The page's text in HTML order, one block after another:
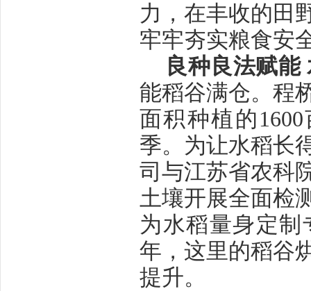
力，在丰收的田
牢牢夯实粮食安
良种良法赋能
能稻谷满仓。程
面积种植的1600
季。为让水稻长
司与江苏省农科
土壤开展全面检
为水稻量身定制
年，这里的稻谷
提升。